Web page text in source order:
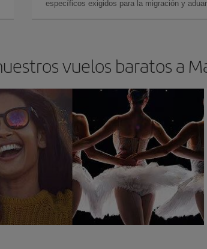
específicos exigidos para la migración y
vuelos baratos a